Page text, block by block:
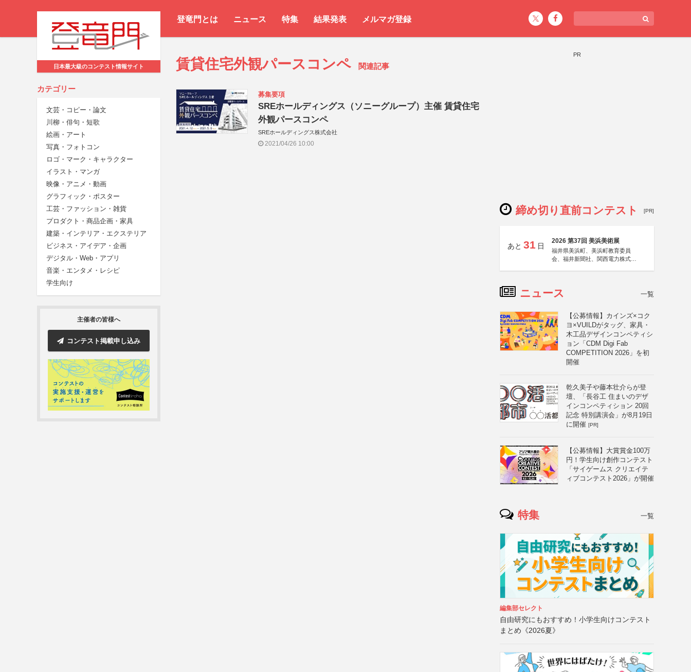
登竜門とは ニュース 特集 結果発表 メルマガ登録
日本最大級のコンテスト情報サイト
カテゴリー
文芸・コピー・論文
川柳・俳句・短歌
絵画・アート
写真・フォトコン
ロゴ・マーク・キャラクター
イラスト・マンガ
映像・アニメ・動画
グラフィック・ポスター
工芸・ファッション・雑貨
プロダクト・商品企画・家具
建築・インテリア・エクステリア
ビジネス・アイデア・企画
デジタル・Web・アプリ
音楽・エンタメ・レシピ
学生向け
主催者の皆様へ
コンテスト掲載申し込み
賃貸住宅外観パースコンペ 関連記事
募集要項
SREホールディングス（ソニーグループ）主催 賃貸住宅
外観パースコンペ
SREホールディングス株式会社
2021/04/26 10:00
PR
締め切り直前コンテスト [PR]
あと 31 日
2026 第37回 美浜美術展
福井県美浜町、美浜町教育委員
会、福井新聞社、関西電力株式会
ニュース 一覧
【公募情報】カインズ×コク
ヨ×VUILDがタッグ、家具・
木工品デザインコンペティシ
ョン「CDM Digi Fab
COMPETITION 2026」を初
開催
乾久美子や藤本壮介らが登
壇、「長谷工 住まいのデザ
インコンペティション 20回
記念 特別講演会」が8月19日
に開催 [PR]
【公募情報】大賞賞金100万
円！学生向け創作コンテスト
「サイゲームス クリエイテ
ィブコンテスト2026」が開催
特集 一覧
編集部セレクト
自由研究にもおすすめ！小学生向けコンテスト
まとめ《2026夏》